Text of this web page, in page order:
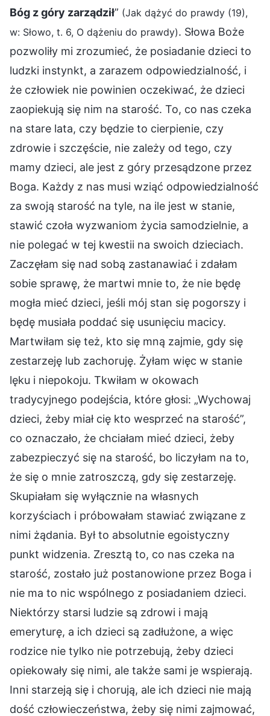
Bóg z góry zarządził” (Jak dążyć do prawdy (19),
w: Słowo, t. 6, O dążeniu do prawdy). Słowa Boże
pozwoliły mi zrozumieć, że posiadanie dzieci to
ludzki instynkt, a zarazem odpowiedzialność, i
że człowiek nie powinien oczekiwać, że dzieci
zaopiekują się nim na starość. To, co nas czeka
na stare lata, czy będzie to cierpienie, czy
zdrowie i szczęście, nie zależy od tego, czy
mamy dzieci, ale jest z góry przesądzone przez
Boga. Każdy z nas musi wziąć odpowiedzialność
za swoją starość na tyle, na ile jest w stanie,
stawić czoła wyzwaniom życia samodzielnie, a
nie polegać w tej kwestii na swoich dzieciach.
Zaczęłam się nad sobą zastanawiać i zdałam
sobie sprawę, że martwi mnie to, że nie będę
mogła mieć dzieci, jeśli mój stan się pogorszy i
będę musiała poddać się usunięciu macicy.
Martwiłam się też, kto się mną zajmie, gdy się
zestarzeję lub zachoruję. Żyłam więc w stanie
lęku i niepokoju. Tkwiłam w okowach
tradycyjnego podejścia, które głosi: „Wychowaj
dzieci, żeby miał cię kto wesprzeć na starość”,
co oznaczało, że chciałam mieć dzieci, żeby
zabezpieczyć się na starość, bo liczyłam na to,
że się o mnie zatroszczą, gdy się zestarzeję.
Skupiałam się wyłącznie na własnych
korzyściach i próbowałam stawiać związane z
nimi żądania. Był to absolutnie egoistyczny
punkt widzenia. Zresztą to, co nas czeka na
starość, zostało już postanowione przez Boga i
nie ma to nic wspólnego z posiadaniem dzieci.
Niektórzy starsi ludzie są zdrowi i mają
emeryturę, a ich dzieci są zadłużone, a więc
rodzice nie tylko nie potrzebują, żeby dzieci
opiekowały się nimi, ale także sami je wspierają.
Inni starzeją się i chorują, ale ich dzieci nie mają
dość człowieczeństwa, żeby się nimi zajmować,